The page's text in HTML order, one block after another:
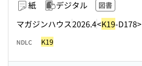
紙 デジタル 図書
マガジンハウス2026.4<K19-D178>
NDLC K19